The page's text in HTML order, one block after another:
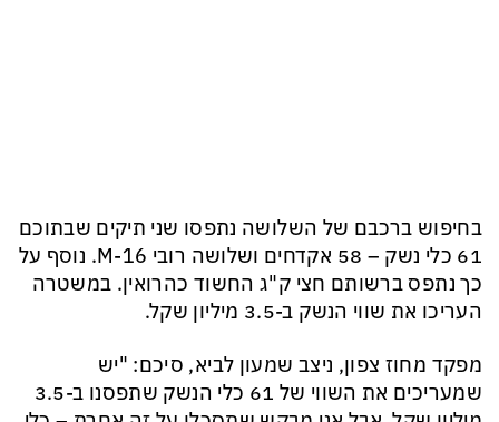
בחיפוש ברכבם של השלושה נתפסו שני תיקים שבתוכם
61 כלי נשק – 58 אקדחים ושלושה רובי M-16. נוסף על
כך נתפס ברשותם חצי ק"ג החשוד כהרואין. במשטרה
העריכו את שווי הנשק ב-3.5 מיליון שקל.
מפקד מחוז צפון, ניצב שמעון לביא, סיכם: "יש
שמעריכים את השווי של 61 כלי הנשק שתפסנו ב-3.5